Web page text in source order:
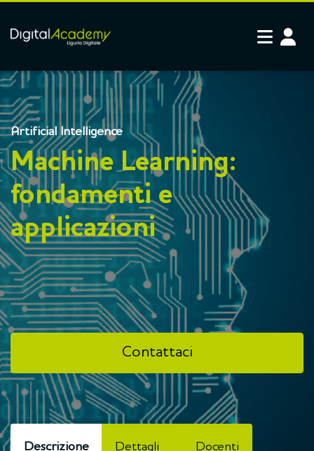
Artificial Intelligence
Machine Learning:
fondamenti e
applicazioni
Contattaci
Descrizione Dettagli Docenti